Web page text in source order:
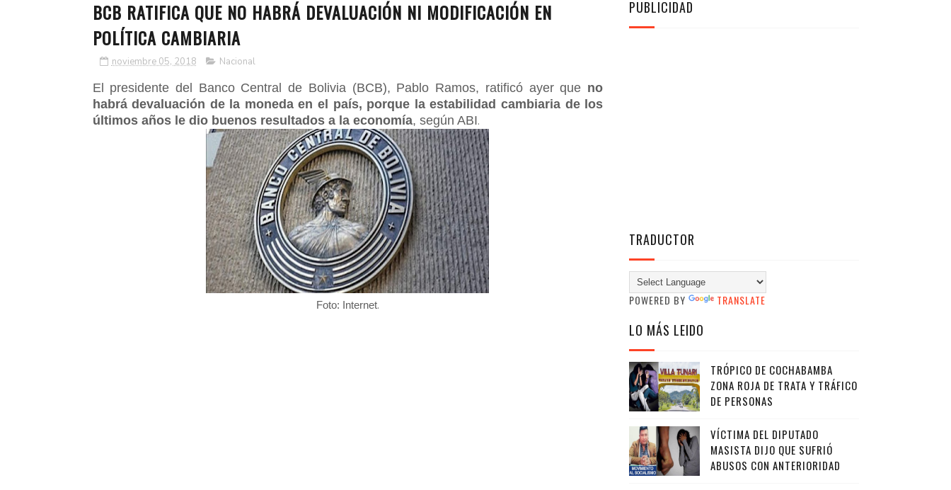
BCB RATIFICA QUE NO HABRÁ DEVALUACIÓN NI MODIFICACIÓN EN
POLÍTICA CAMBIARIA
noviembre 05, 2018 Nacional
El presidente del Banco Central de Bolivia (BCB), Pablo Ramos, ratificó ayer que no
habrá devaluación de la moneda en el país, porque la estabilidad cambiaria de los
últimos años le dio buenos resultados a la economía, según ABI.
Foto: Internet.
PUBLICIDAD
TRADUCTOR
POWERED BY TRANSLATE
LO MÁS LEIDO
TRÓPICO DE COCHABAMBA
ZONA ROJA DE TRATA Y TRÁFICO
DE PERSONAS
VÍCTIMA DEL DIPUTADO
MASISTA DIJO QUE SUFRIÓ
ABUSOS CON ANTERIORIDAD